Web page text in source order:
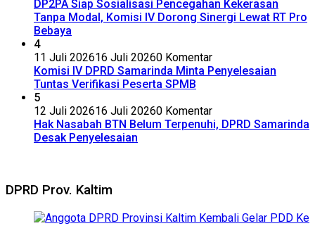
DP2PA Siap Sosialisasi Pencegahan Kekerasan
Tanpa Modal, Komisi IV Dorong Sinergi Lewat RT Pro
Bebaya
4
11 Juli 202616 Juli 20260 Komentar
Komisi IV DPRD Samarinda Minta Penyelesaian
Tuntas Verifikasi Peserta SPMB
5
12 Juli 202616 Juli 20260 Komentar
Hak Nasabah BTN Belum Terpenuhi, DPRD Samarinda
Desak Penyelesaian
DPRD Prov. Kaltim